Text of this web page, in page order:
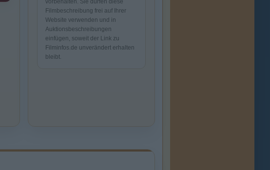
vorbehalten. Sie dürfen diese
Filmbeschreibung frei auf Ihrer
Website verwenden und in
Auktionsbeschreibungen
einfügen, soweit der Link zu
Filminfos.de unverändert erhalten
bleibt.